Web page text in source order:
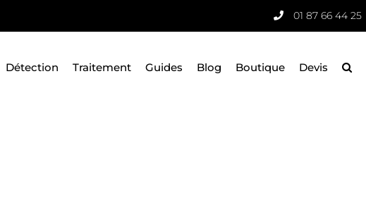
01 87 66 44 25
Détection Traitement Guides Blog Boutique Devis